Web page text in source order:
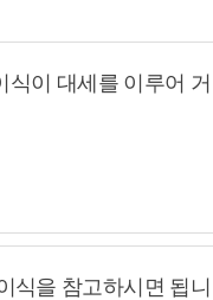
식이 대세를 이루어 거
식을 참고하시면 됩니